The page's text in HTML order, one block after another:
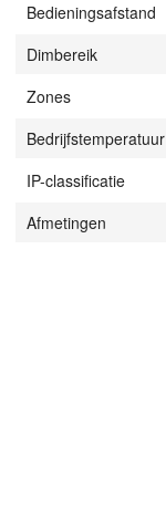
Bedieningsafstand
Dimbereik
Zones
Bedrijfstemperatuur
IP-classificatie
Afmetingen